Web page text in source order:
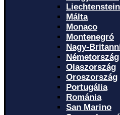
Liechtenstein
Málta
Monaco
Montenegró
Nagy-
Németország
Olaszország
Oroszország
Portugália
Románia
San Marino